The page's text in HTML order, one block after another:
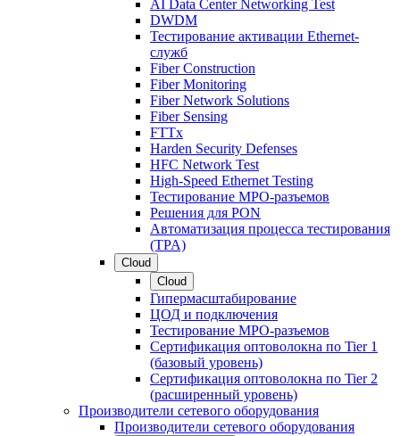
AI Data Center Networking Test
DWDM
Тестирование активации Ethernet-
служб
Fiber Construction
Fiber Monitoring
Fiber Network Solutions
Fiber Sensing
FTTx
Harden Security Defenses
HFC Network Test
High-Speed Ethernet Testing
Тестирование МРО-разъемов
Решения для PON
Автоматизация процесса тестирования
(TPA)
Cloud
Cloud
Гипермасштабирование
ЦОД и подключения
Тестирование МРО-разъемов
Сертификация оптоволокна по Tier 1
(базовый уровень)
Сертификация оптоволокна по Tier 2
(расширенный уровень)
Производители сетевого оборудования
Производители сетевого оборудования